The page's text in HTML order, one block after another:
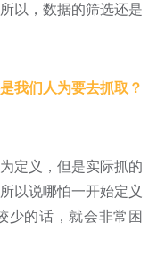
以，数据的筛选还是
我们人为要去抓取？
定义，但是实际抓的
以说哪怕一开始定义
少的话，就会非常困